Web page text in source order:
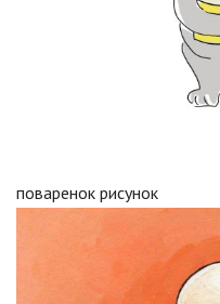
поваренок рисунок